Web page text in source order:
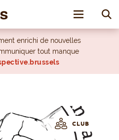
Toggle
enrichi de nouvelles
tout manque
CLUB